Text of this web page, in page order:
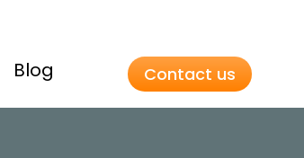
Blog Contact us